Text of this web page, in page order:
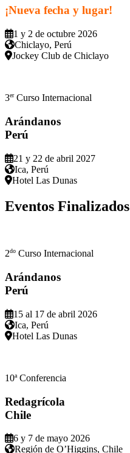
¡Nueva fecha y lugar!
1 y 2 de octubre 2026
Chiclayo, Perú
Jockey Club de Chiclayo
3erCurso Internacional
Arándanos
Perú
21 y 22 de abril 2027
Ica, Perú
Hotel Las Dunas
Eventos Finalizados
2do Curso Internacional
Arándanos
Perú
15 al 17 de abril 2026
Ica, Perú
Hotel Las Dunas
10aConferencia
Redagrícola
Chile
6 y 7 de mayo 2026
Región de O’Higgins, Chile